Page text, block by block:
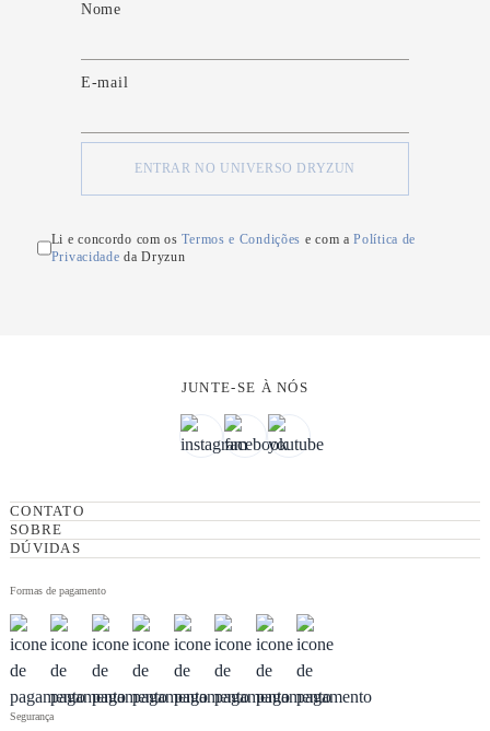
Nome
E-mail
ENTRAR NO UNIVERSO DRYZUN
Li e concordo com osTermos e Condições e com aPolítica de
Privacidade da Dryzun
CONTATO
SOBRE
DÚVIDAS
JUNTE-SE À NÓS
Formas de pagamento
Segurança